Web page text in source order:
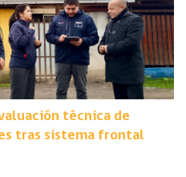
técnica de
tras sistema frontal